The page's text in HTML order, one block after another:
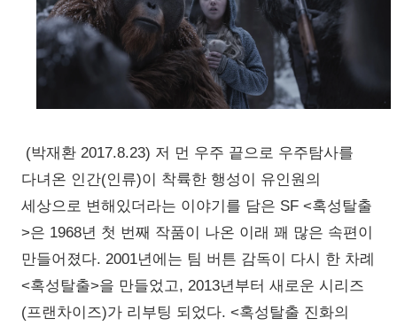
(박재환 2017.8.23) 저 먼 우주 끝으로 우주탐사를
다녀온 인간(인류)이 착륙한 행성이 유인원의
세상으로 변해있더라는 이야기를 담은 SF <혹성탈출
>은 1968년 첫 번째 작품이 나온 이래 꽤 많은 속편이
만들어졌다. 2001년에는 팀 버튼 감독이 다시 한 차례
<혹성탈출>을 만들었고, 2013년부터 새로운 시리즈
(프랜차이즈)가 리부팅 되었다. <혹성탈출 진화의